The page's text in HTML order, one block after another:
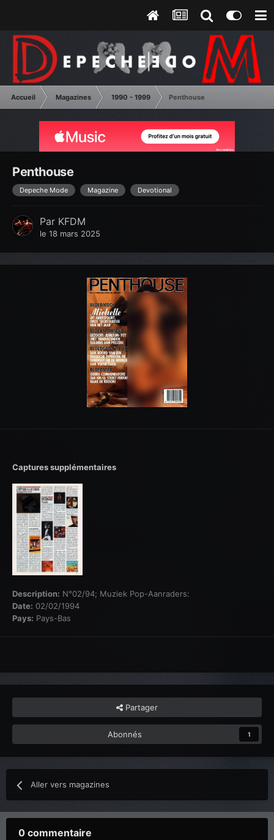
Accueil Magazines 1990 - 1999 Penthouse
Penthouse
Depeche Mode Magazine Devotional
Par KFDM
le 18 mars 2025
Captures supplémentaires
Description: N°02/94; Muziek Pop-Aanraders:
Date: 02/02/1994
Pays: Pays-Bas
Partager
Abonnés 1
Aller vers magazines
0 commentaire